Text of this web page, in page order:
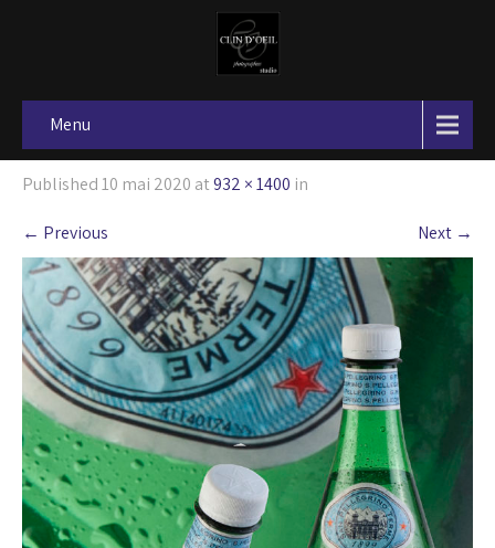
Menu
Published10 mai 2020 at932 × 1400 in
← Previous Next →